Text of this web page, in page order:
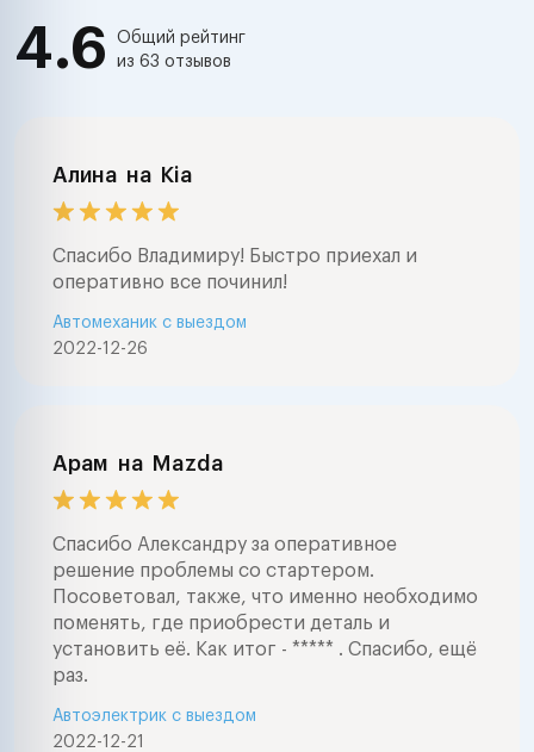
4.6
Общий рейтинг
из 63 отзывов
Алина на Kia
Спасибо Владимиру! Быстро приехал и
оперативно все починил!
2022-12-26
Автомеханик с выездом
Арам на Mazda
Спасибо Александру за оперативное
решение проблемы со стартером.
Посоветовал, также, что именно необходимо
поменять, где приобрести деталь и
установить её. Как итог - ***** . Спасибо, ещё
раз.
2022-12-21
Автоэлектрик с выездом